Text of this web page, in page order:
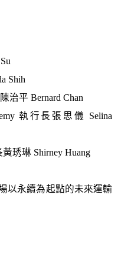
Shih
治平 Bernard Chan
執行長張思儀 Selina
琇琳 Shirney Huang
以永續為起點的未來運輸